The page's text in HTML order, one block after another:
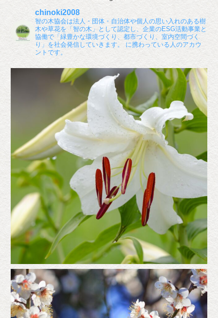
chinoki2008
智の木協会は法人・団体・自治体や個人の思い入れのある樹
木や草花を「智の木」として認定し、企業のESG活動事業と
協働で「緑豊かな環境づくり、都市づくり、室内空間づく
り」を社会発信していきます。
に携わっている人のアカウ
ントです。